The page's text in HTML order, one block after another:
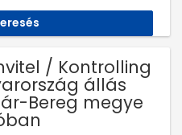
/ Kontrolling
állás
Bereg megye